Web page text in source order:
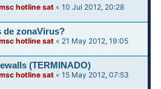
hotline sat «10 Jul 2012, 20:28
de zonaVirus?
hotline sat « 21 May 2012, 19:05
(TERMINADO)
hotline sat «15 May 2012, 07:53